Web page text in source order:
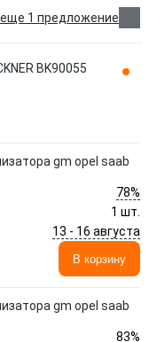
еще 1 предложение
BK90055
gm opel saab
78%
1 шт.
13 - 16 августа
В корзину
gm opel saab
83%